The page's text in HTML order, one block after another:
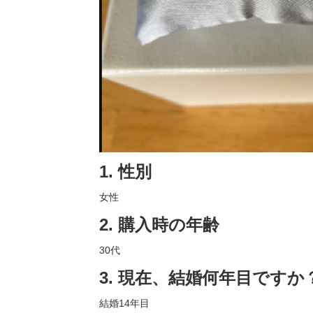
1. 性別
女性
2. 購入時の年齢
30代
3. 現在、結婚何年目ですか
結婚14年目